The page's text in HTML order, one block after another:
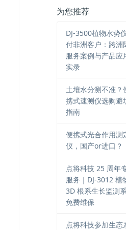
为您推荐
DJ-3500植物水势
付非洲客户：跨洲
服务案例与产品应
实录
土壤水分测不准？
携式速测仪选购避
指南
便携式光合作用测
仪，国产or进口？
点将科技 25 周年
服务｜DJ-3012 植
3D 根系生长监测
免费维保
点将科技参加生态